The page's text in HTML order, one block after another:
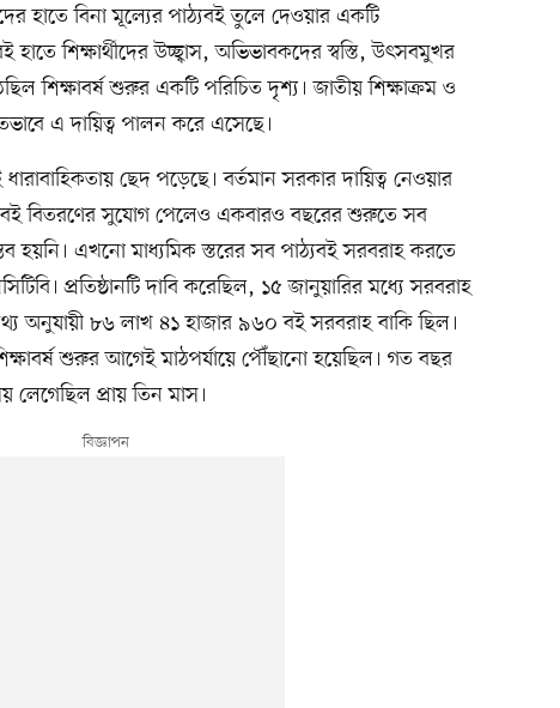
হাতে বিনা মূল্যের পাঠ্যবই তুলে দেওয়ার একটি
হাতে শিক্ষার্থীদের উচ্ছ্বাস, অভিভাবকদের স্বস্তি, উৎসবমুখর
শিক্ষাবর্ষ শুরুর একটি পরিচিত দৃশ্য। জাতীয় শিক্ষাক্রম ও
এ দায়িত্ব পালন করে এসেছে।
ছেদ পড়েছে। বর্তমান সরকার দায়িত্ব নেওয়ার
বিতরণের সুযোগ পেলেও একবারও বছরের শুরুতে সব
হয়নি। এখনো মাধ্যমিক স্তরের সব পাঠ্যবই সরবরাহ করতে
প্রতিষ্ঠানটি দাবি করেছিল, ১৫ জানুয়ারির মধ্যে সরবরাহ
অনুযায়ী ৮৬ লাখ ৪১ হাজার ৯৬০ বই সরবরাহ বাকি ছিল।
শুরুর আগেই মাঠপর্যায়ে পৌঁছানো হয়েছিল। গত বছর
প্রায় তিন মাস।